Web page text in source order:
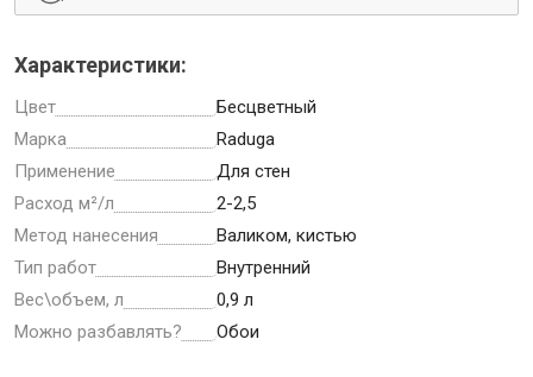
Характеристики:
Цвет
Бесцветный
Марка
Raduga
Применение
Для стен
Расход м²/л
2-2,5
Метод нанесения
Валиком, кистью
Тип работ
Внутренний
Вес\объем, л
0,9 л
Можно разбавлять?
Обои
Специализированный инструмент
Инструмент для штукатурно-отделочных работ
Сантехника